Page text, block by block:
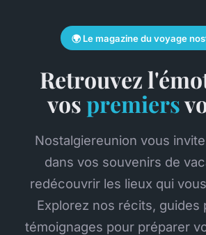
🌍 Le magazine du voyage
Retrouvez
vospremiers
Nostalgiereunion vous
dans vos souvenirs de
redécouvrir les lieux qui
Explorez nos récits, guides
témoignages pour préparer